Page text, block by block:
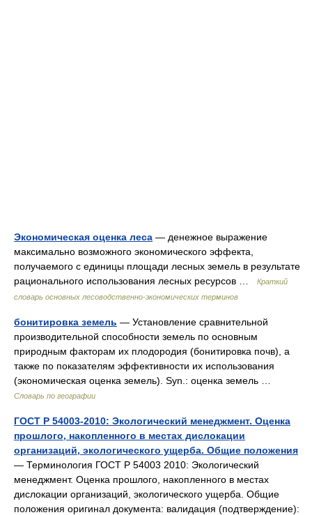
Экономическая оценка леса — денежное выражение
максимально возможного экономического эффекта,
получаемого с единицы площади лесных земель в результате
рационального использования лесных ресурсов …
Краткий
словарь основных лесоводственно-экономических терминов
бонитировка земель — Установление сравнительной
производительной способности земель по основным
природным факторам их плодородия (бонитировка почв), а
также по показателям эффективности их использования
(экономическая оценка земель). Syn.: оценка земель …
Словарь по географии
ГОСТ Р 54003-2010: Экологический менеджмент. Оценка
прошлого, накопленного в местах дислокации
организаций, экологического ущерба. Общие положения
— Терминология ГОСТ Р 54003 2010: Экологический
менеджмент. Оценка прошлого, накопленного в местах
дислокации организаций, экологического ущерба. Общие
положения оригинал документа: валидация (подтверждение):